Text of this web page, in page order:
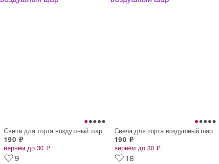
Свеча для торта воздушный шар
190 ₽
вернём до 30 ₽
9
Свеча для торта воздушный шар
190 ₽
вернём до 30 ₽
18